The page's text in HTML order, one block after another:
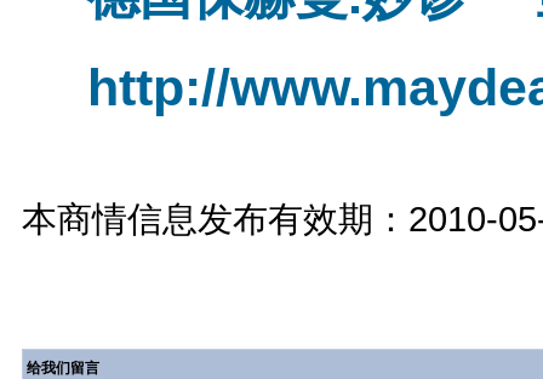
http://
本商情信息发布有效期：2010-
给我们留言